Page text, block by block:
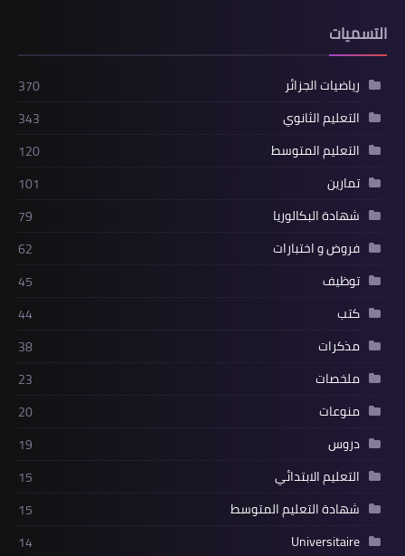
التسميات
رياضيات الجزائر
370
التعليم الثانوي
343
التعليم المتوسط
120
تمارين
101
شهادة البكالوريا
79
فروض و اختبارات
62
توظيف
45
كتب
44
مذكرات
38
ملخصات
23
منوعات
20
دروس
19
التعليم الابتدائي
15
شهادة التعليم المتوسط
15
Universitaire
14